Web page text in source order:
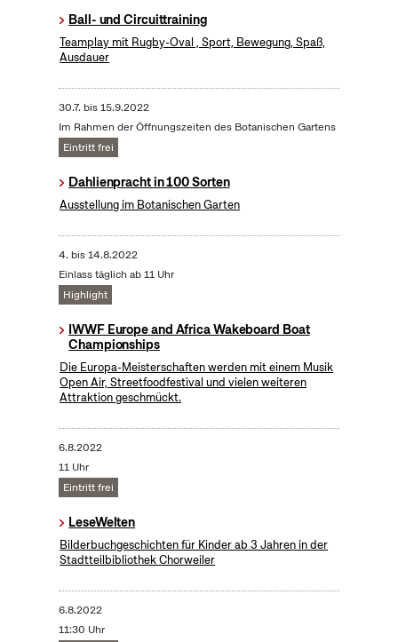
Ball- und Circuittraining
Teamplay mit Rugby-Oval , Sport, Bewegung, Spaß,
Ausdauer
30.7. bis15.9.2022
Im Rahmen der Öffnungszeiten des Botanischen Gartens
Eintritt frei
Dahlienpracht in 100 Sorten
Ausstellung im Botanischen Garten
4. bis14.8.2022
Einlass täglich ab 11 Uhr
Highlight
IWWF Europe and Africa Wakeboard Boat
Championships
Die Europa-Meisterschaften werden mit einem Musik
Open Air, Streetfoodfestival und vielen weiteren
Attraktion geschmückt.
6.8.2022
11 Uhr
Eintritt frei
LeseWelten
Bilderbuchgeschichten für Kinder ab 3 Jahren in der
Stadtteilbibliothek Chorweiler
6.8.2022
11:30 Uhr